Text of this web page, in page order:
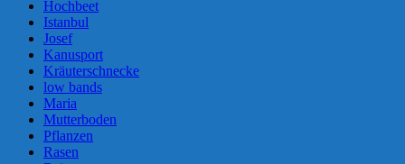
Hochbeet
Istanbul
Josef
Kanusport
Kräuterschnecke
low bands
Maria
Mutterboden
Pflanzen
Rasen